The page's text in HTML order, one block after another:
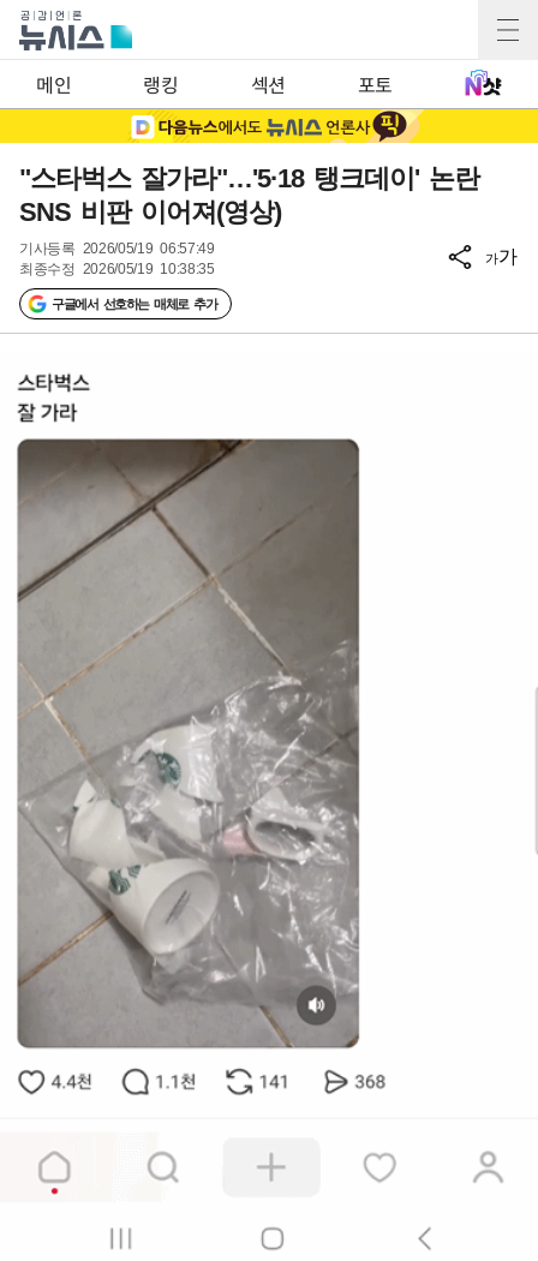
메인 랭킹 섹션 포토
"스타벅스 잘가라"…'5·18 탱크데이' 논란
SNS 비판 이어져(영상)
기사등록 2026/05/19 06:57:49
최종수정 2026/05/19 10:38:35
구글에서 선호하는 매체로 추가
가가